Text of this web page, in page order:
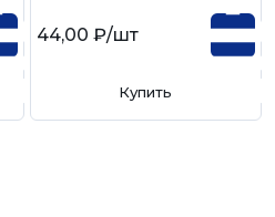
44,00 ₽/шт
Купить